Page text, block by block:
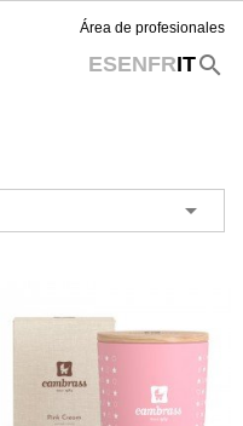
Área de profesionales
ESENFRITsearch
